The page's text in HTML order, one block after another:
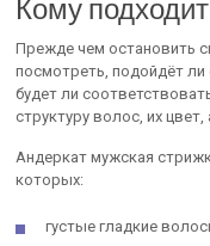
Кому
Прежде чем остановить
посмотреть, подойдёт
будет ли
структуру волос, их
Андеркат мужская
которых:
густые гладкие